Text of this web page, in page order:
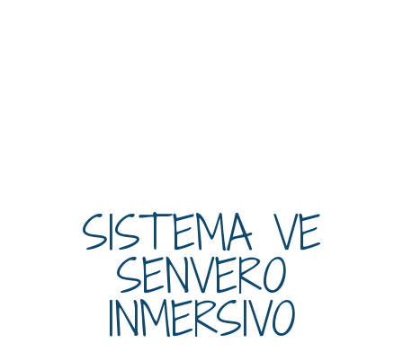
SISTEMA VE
SENVERO
INMERSIVO